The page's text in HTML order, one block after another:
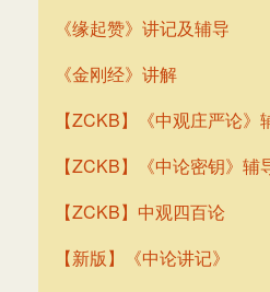
《缘起赞》讲记及辅导
《金刚经》讲解
【ZCKB】《中观庄严论》
【ZCKB】《中论密钥》辅
【ZCKB】中观四百论
【新版】《中论讲记》